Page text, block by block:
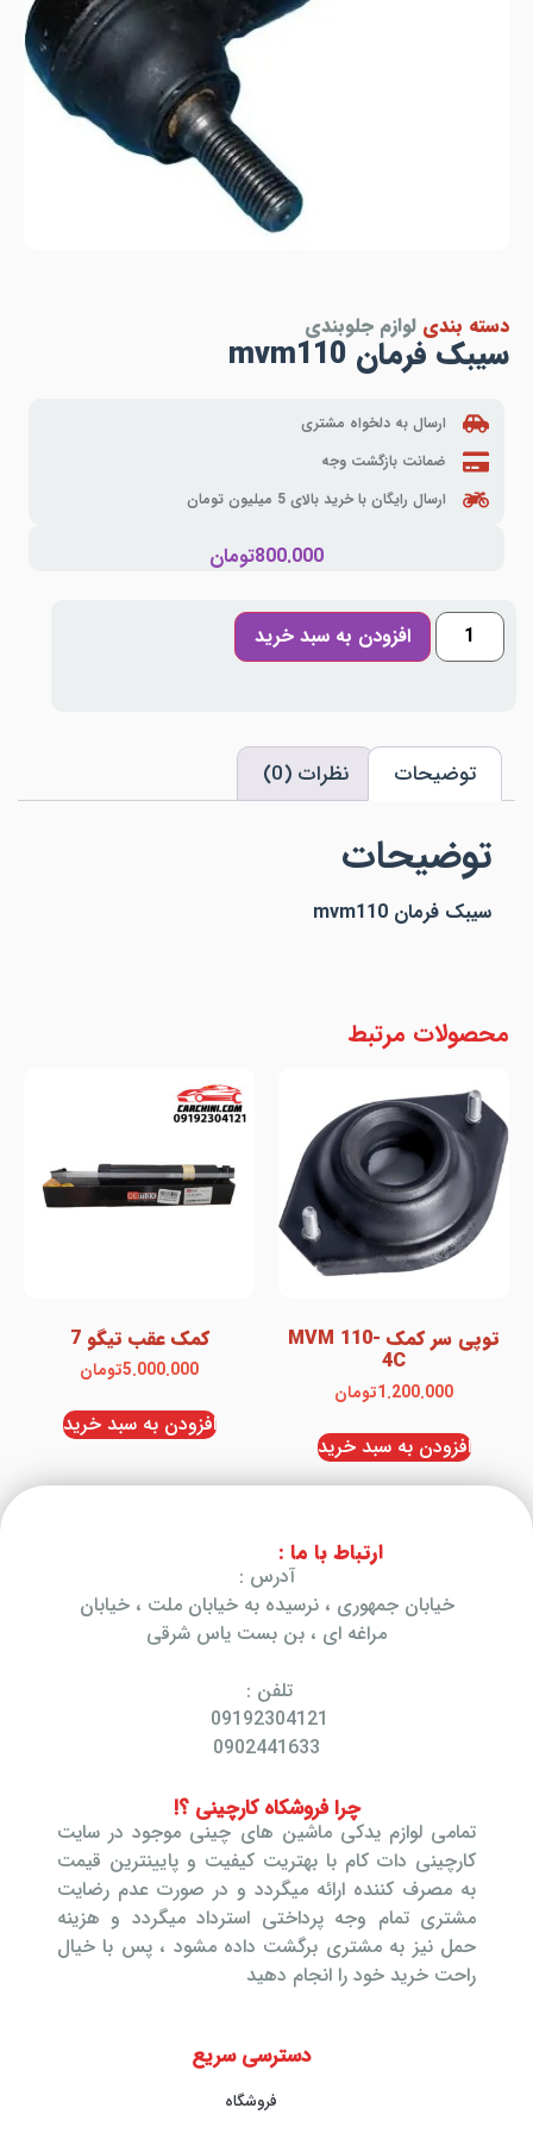
دسته بندی لوازم جلوبندی
سیبک فرمان mvm110
ارسال به دلخواه مشتری
ضمانت بازگشت وجه
ارسال رایگان با خرید بالای 5 میلیون تومان
800.000تومان
افزودن به سبد خرید
توضیحات نظرات (0)
توضیحات
سیبک فرمان mvm110
محصولات مرتبط
توپی سر کمک MVM 110-
4C
1.200.000تومان
افزودن به سبد خرید
کمک عقب تیگو 7
5.000.000تومان
افزودن به سبد خرید
ارتباط با ما :
آدرس :
خیابان جمهوری ، نرسیده به خیابان ملت ، خیابان
مراغه ای ، بن بست یاس شرقی
تلفن :
09192304121
0902441633
چرا فروشکاه کارچینی ؟!
تمامی لوازم یدکی ماشین های چینی موجود در سایت
کارچینی دات کام با بهتریت کیفیت و پایینترین قیمت
به مصرف کننده ارائه میگردد و در صورت عدم رضایت
مشتری تمام وجه پرداختی استرداد میگردد و هزینه
حمل نیز به مشتری برگشت داده مشود ، پس با خیال
راحت خرید خود را انجام دهید
دسترسی سریع
فروشگاه